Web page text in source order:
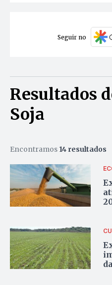
Seguir no
Resultados
Soja
Encontramos 14 resultados